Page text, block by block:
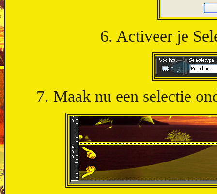
6. Activeer je
7. Maak nu een selectie